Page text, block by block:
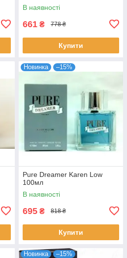
В наявності
661 ₴ 778 ₴
Купити
Новинка –15%
Pure Dreamer Karen Low
100мл
В наявності
695 ₴ 818 ₴
Купити
Новинка –15%